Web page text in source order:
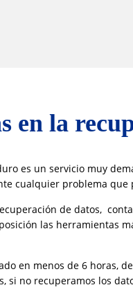
en la
es un servicio muy
cualquier problema que
de datos,
las herramientas
en menos de 6 horas,
si no recuperamos los